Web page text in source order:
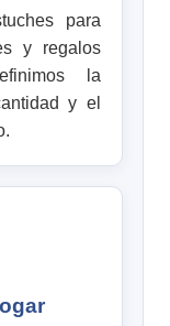
para
y regalos
la
y el